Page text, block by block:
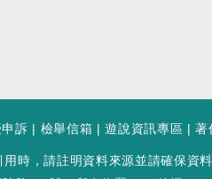
訴 | 檢舉信箱 |遊說資訊專區 |著
時，請註明資料來源並請確保資